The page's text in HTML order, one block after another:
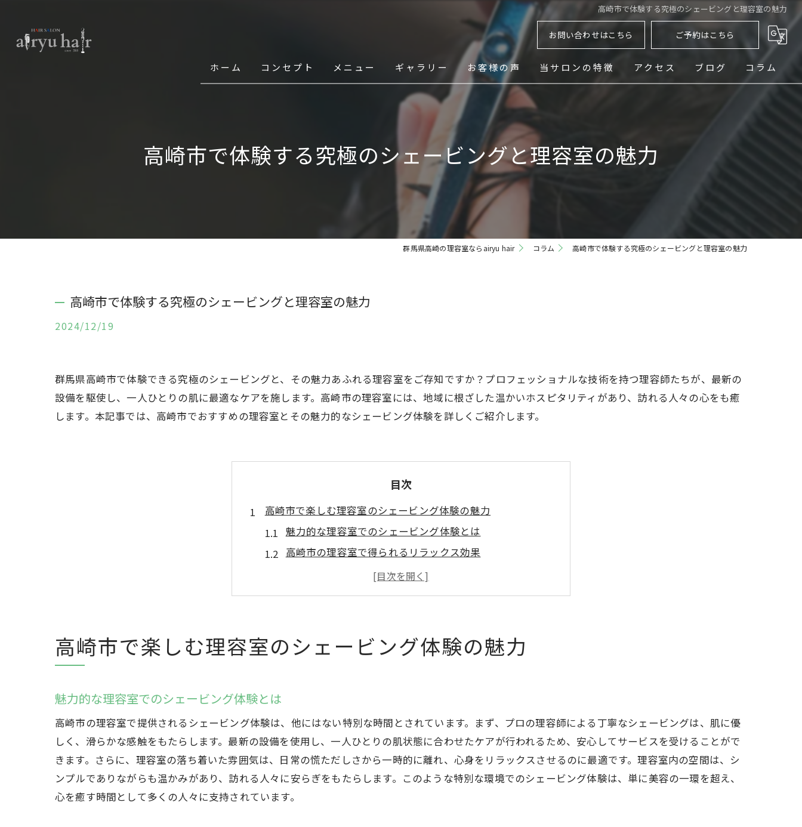
高崎市で体験する究極のシェービングと理容室の魅力
お問い合わせはこちら ご予約はこちら
ホーム コンセプト メニュー ギャラリー お客様の声 当サロンの特徴
メンズ
アクセス ブログ コラム
高崎市で体験する究極のシェービングと理容室の魅力
群馬県高崎の理容室ならairyu hair コラム 高崎市で体験する究極のシェービングと理容室の魅力
高崎市で体験する究極のシェービングと理容室の魅力
2024/12/19
群馬県高崎市で体験できる究極のシェービングと、その魅力あふれる理容室をご存知ですか？プロフェッショナルな技術を持つ理容師たちが、最新の
設備を駆使し、一人ひとりの肌に最適なケアを施します。高崎市の理容室には、地域に根ざした温かいホスピタリティがあり、訪れる人々の心をも癒
します。本記事では、高崎市でおすすめの理容室とその魅力的なシェービング体験を詳しくご紹介します。
目次
高崎市で楽しむ理容室のシェービング体験の魅力
魅力的な理容室でのシェービング体験とは
高崎市の理容室で得られるリラックス効果
理容室のシェービングがもたらす肌への恩恵
高崎市の理容室で体験する極上のひととき
高崎市で人気の理容室の選び方
理容室で味わう高崎市の究極のシェービングの秘密
シェービングのプロセスとその魅力
理容室で感じる肌の変化とその効果
高崎市の理容室のこだわりシェービング
理容室でのシェービングが究極となる理由
高崎市の理容室が提供する心地よいシェービングとは
高崎市で楽しむ理容室のシェービング体験の魅力
魅力的な理容室でのシェービング体験とは
高崎市の理容室で提供されるシェービング体験は、他にはない特別な時間とされています。まず、プロの理容師による丁寧なシェービングは、肌に優
しく、滑らかな感触をもたらします。最新の設備を使用し、一人ひとりの肌状態に合わせたケアが行われるため、安心してサービスを受けることがで
きます。さらに、理容室の落ち着いた雰囲気は、日常の慌ただしさから一時的に離れ、心身をリラックスさせるのに最適です。理容室内の空間は、シ
ンプルでありながらも温かみがあり、訪れる人々に安らぎをもたらします。このような特別な環境でのシェービング体験は、単に美容の一環を超え、
心を癒す時間として多くの人々に支持されています。